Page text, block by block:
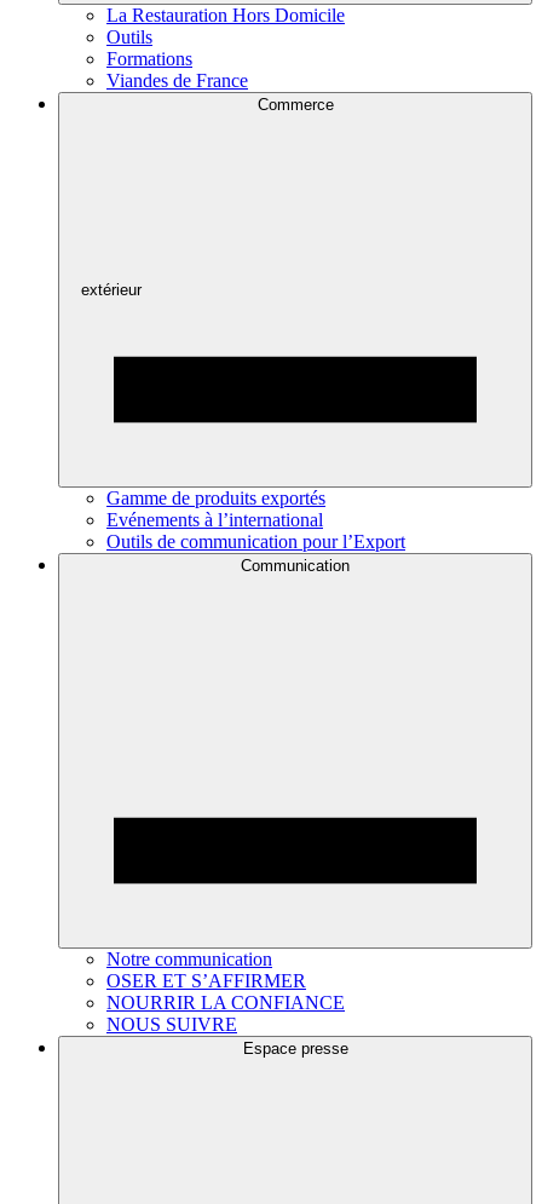
La Restauration Hors Domicile
Outils
Formations
Viandes de France
Commerce
extérieur
Gamme de produits exportés
Evénements à l’international
Outils de communication pour l’Export
Communication
Notre communication
OSER ET S’AFFIRMER
NOURRIR LA CONFIANCE
NOUS SUIVRE
Espace presse